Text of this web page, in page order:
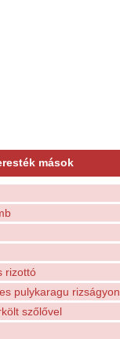
mások
rizottó
pulykaragu rizságyon
szőlővel